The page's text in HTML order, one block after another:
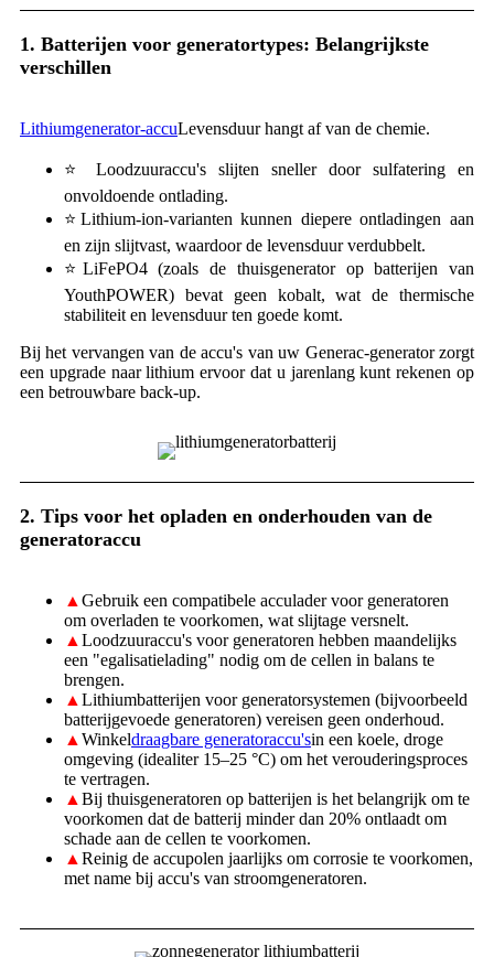
1. Batterijen voor generatortypes: Belangrijkste
verschillen
Lithiumgenerator-accuLevensduur hangt af van de chemie.
⭐ Loodzuuraccu's slijten sneller door sulfatering en
onvoldoende ontlading.
⭐Lithium-ion-varianten kunnen diepere ontladingen aan
en zijn slijtvast, waardoor de levensduur verdubbelt.
⭐LiFePO4 (zoals de thuisgenerator op batterijen van
YouthPOWER) bevat geen kobalt, wat de thermische
stabiliteit en levensduur ten goede komt.
Bij het vervangen van de accu's van uw Generac-generator zorgt
een upgrade naar lithium ervoor dat u jarenlang kunt rekenen op
een betrouwbare back-up.
2. Tips voor het opladen en onderhouden van de
generatoraccu
▲ Gebruik een compatibele acculader voor generatoren
om overladen te voorkomen, wat slijtage versnelt.
▲ Loodzuuraccu's voor generatoren hebben maandelijks
een "egalisatielading" nodig om de cellen in balans te
brengen.
▲ Lithiumbatterijen voor generatorsystemen (bijvoorbeeld
batterijgevoede generatoren) vereisen geen onderhoud.
▲ Winkeldraagbare generatoraccu'sin een koele, droge
omgeving (idealiter 15–25 °C) om het verouderingsproces
te vertragen.
▲ Bij thuisgeneratoren op batterijen is het belangrijk om te
voorkomen dat de batterij minder dan 20% ontlaadt om
schade aan de cellen te voorkomen.
▲ Reinig de accupolen jaarlijks om corrosie te voorkomen,
met name bij accu's van stroomgeneratoren.